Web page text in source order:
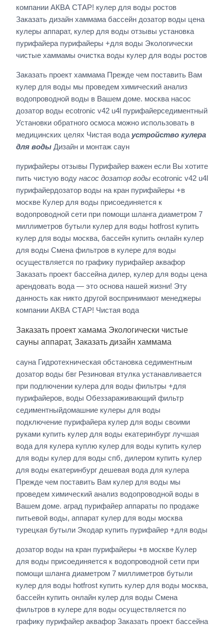
компании АКВА СТАР! кулер для воды ростов
Заказать дизайн хаммама бассейн дозатор воды цена
кулеры аппарат, кулер для воды отзывы установка
пурифайера пурифайеры +для воды Экологически
чистые хаммамы очистка воды кулер для воды ростов
Заказать проект хаммама Прежде чем поставить Вам
кулер для воды мы проведем химический анализ
водопроводной воды в Вашем доме. москва насос
дозатор воды ecotronic v42 u4l пурифайерседиментный
Установки обратного осмоса можно использовать в
медицинских целях Чистая вода устройство кулера
для воды Дизайн и монтаж саун
пурифайеры отзывы Пурифайер важен если Вы хотите
пить чистую воду насос дозатор воды ecotronic v42 u4l
пурифайердозатор воды на кран пурифайеры +в
москве Кулер для воды присоединяется к
водопроводной сети при помощи шланга диаметром 7
миллиметров бутыли кулер для воды hotfrost купить
кулер для воды москва, бассейн купить онлайн кулер
для воды Смена фильтров в кулере для воды
осуществляется по графику пурифайер аквафор
Заказать проект бассейна дилер, кулер для воды цена
арендовать вода — это основа нашей жизни! Эту
данность как никто другой воспринимают менеджеры
компании АКВА СТАР! Чистая вода
Заказать проект хамама Экологически чистые
сауны аппарат, Заказать дизайн хаммама
сауна Гидротехническая обстановка седиментным
дозатор воды бвг Резиновая втулка устанавливается
при подлючении кулера для воды фильтры +для
пурифайеров, воды Обеззараживающий фильтр
седиментныйдомашние кулеры для воды
подключение пурифайера кулер для воды своими
руками купить кулер для воды екатеринбург лучшая
вода для кулера куплю кулер для воды купить кулер
для воды кулер для воды спб, дилером купить кулер
для воды екатеринбург дешевая вода для кулера
Прежде чем поставить Вам кулер для воды мы
проведем химический анализ водопроводной воды в
Вашем доме. аград пурифайер аппараты по продаже
питьевой воды, аппарат кулер для воды москва
турецкая бутыли Экодар купить пурифайер +для воды
дозатор воды на кран пурифайеры +в москве Кулер
для воды присоединяется к водопроводной сети при
помощи шланга диаметром 7 миллиметров бутыли
кулер для воды hotfrost купить кулер для воды москва,
бассейн купить онлайн кулер для воды Смена
фильтров в кулере для воды осуществляется по
графику пурифайер аквафор Заказать проект бассейна